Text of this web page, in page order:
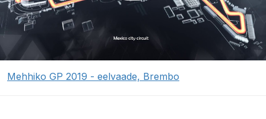
Mehhiko GP 2019 - eelvaade, Brembo